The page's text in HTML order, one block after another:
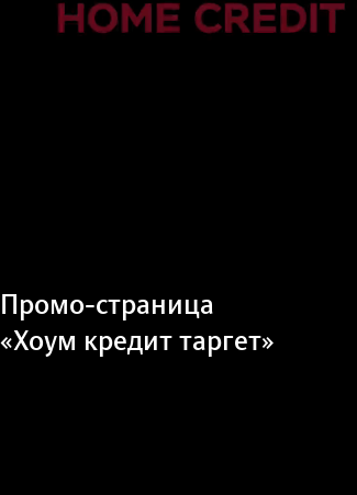
Промо-страница
«Хоум кредит таргет»